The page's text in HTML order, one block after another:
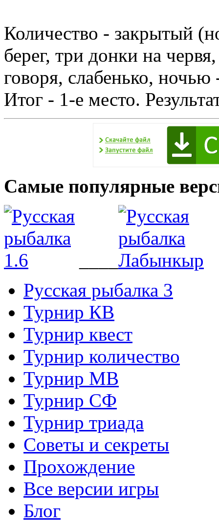
Количество - закрытый
берег, три донки на
говоря, слабенько,
Итог - 1-е место.
Самые популярные
Русская рыбалка 3
Турнир КВ
Турнир квест
Турнир количество
Турнир МВ
Турнир СФ
Турнир триада
Советы и секреты
Прохождение
Все версии игры
Блог